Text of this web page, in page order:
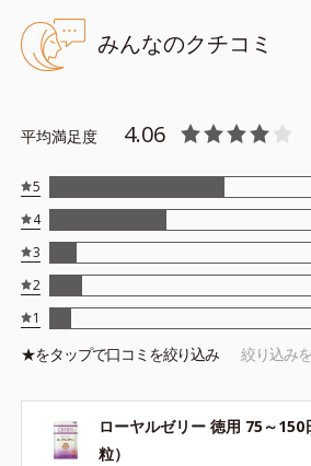
みんなのクチコミ
平均満足度 4.06
5
4
3
2
1
★をタップで口コミを絞り込み 絞り込み
ローヤルゼリー 徳用 75～
粒）